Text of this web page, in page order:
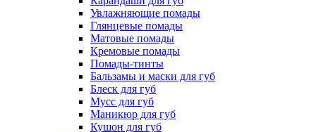
Увлажняющие помады
Глянцевые помады
Матовые помады
Кремовые помады
Помады-тинты
Бальзамы и маски для губ
Блеск для губ
Мусс для губ
Маникюр для губ
Кушон для губ